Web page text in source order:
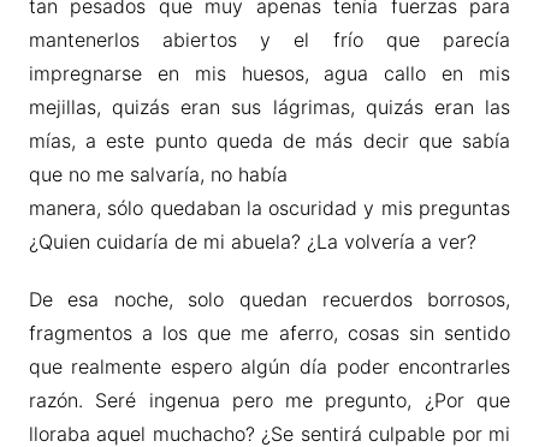
tan pesados que muy apenas tenía fuerzas para
mantenerlos abiertos y el frío que parecía
impregnarse en mis huesos, agua callo en mis
mejillas, quizás eran sus lágrimas, quizás eran las
mías, a este punto queda de más decir que sabía
que no me salvaría, no había
manera, sólo quedaban la oscuridad y mis preguntas
¿Quien cuidaría de mi abuela? ¿La volvería a ver?
De esa noche, solo quedan recuerdos borrosos,
fragmentos a los que me aferro, cosas sin sentido
que realmente espero algún día poder encontrarles
razón. Seré ingenua pero me pregunto, ¿Por que
lloraba aquel muchacho? ¿Se sentirá culpable por mi